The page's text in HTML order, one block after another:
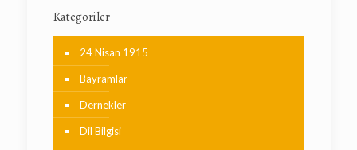
Kategoriler
24 Nisan 1915
Bayramlar
Dernekler
Dil Bilgisi